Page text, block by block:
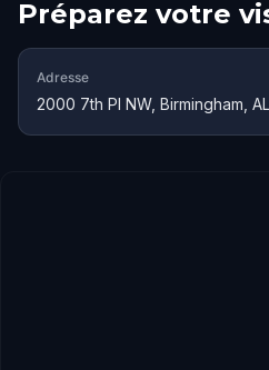
Préparez votre
Adresse
2000 7th Pl NW, Birmingham,